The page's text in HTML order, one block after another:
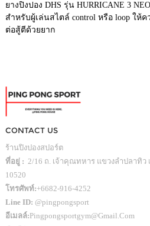
ยางปิงปอง DHS รุ่น HURRICANE 3
สำหรับผู้เล่นสไตล์ control หรือ loop ให้
ต่อสู้ตีด้วยยาก
CONTACT US
ร้านปิงปองสปอร์ต
ที่อยู่ : 2/16 ถ. เจ้าคุณทหาร แขวงลำปลาทิว
10520
โทรศัพท์:+6682-916-4252
Line ID: @pingpongsport
อีเมลล์:Pingpongsportgym@gmail.com